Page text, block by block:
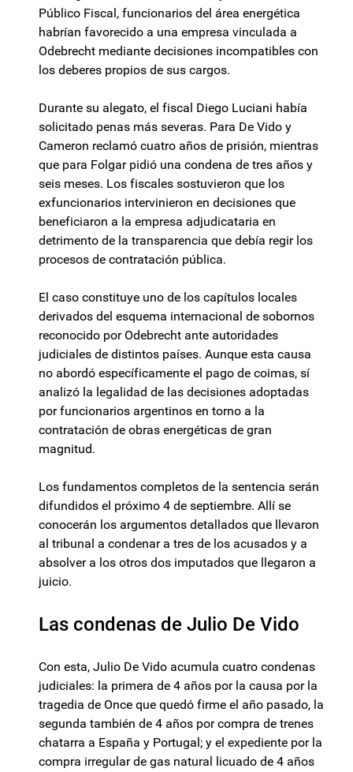
Público Fiscal, funcionarios del área energética
habrían favorecido a una empresa vinculada a
Odebrecht mediante decisiones incompatibles con
los deberes propios de sus cargos.
Durante su alegato, el fiscal Diego Luciani había
solicitado penas más severas. Para De Vido y
Cameron reclamó cuatro años de prisión, mientras
que para Folgar pidió una condena de tres años y
seis meses. Los fiscales sostuvieron que los
exfuncionarios intervinieron en decisiones que
beneficiaron a la empresa adjudicataria en
detrimento de la transparencia que debía regir los
procesos de contratación pública.
El caso constituye uno de los capítulos locales
derivados del esquema internacional de sobornos
reconocido por Odebrecht ante autoridades
judiciales de distintos países. Aunque esta causa
no abordó específicamente el pago de coimas, sí
analizó la legalidad de las decisiones adoptadas
por funcionarios argentinos en torno a la
contratación de obras energéticas de gran
magnitud.
Los fundamentos completos de la sentencia serán
difundidos el próximo 4 de septiembre. Allí se
conocerán los argumentos detallados que llevaron
al tribunal a condenar a tres de los acusados y a
absolver a los otros dos imputados que llegaron a
juicio.
Las condenas de Julio De Vido
Con esta, Julio De Vido acumula cuatro condenas
judiciales: la primera de 4 años por la causa por la
tragedia de Once que quedó firme el año pasado, la
segunda también de 4 años por compra de trenes
chatarra a España y Portugal; y el expediente por la
compra irregular de gas natural licuado de 4 años